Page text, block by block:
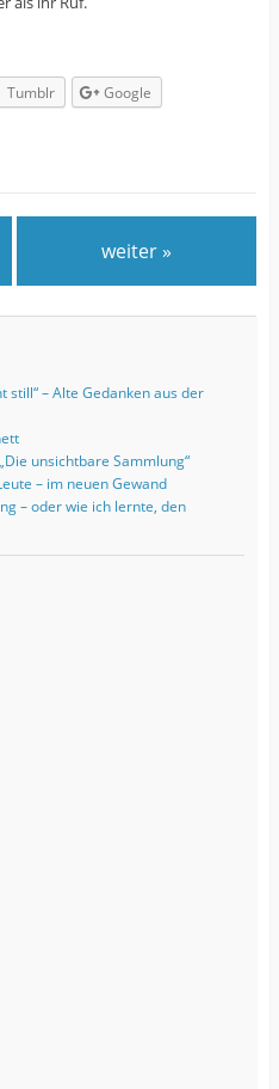
Tumblr Google
weiter »
still“ – Alte Gedanken aus der
unsichtbare Sammlung“
– im neuen Gewand
– oder wie ich lernte, den